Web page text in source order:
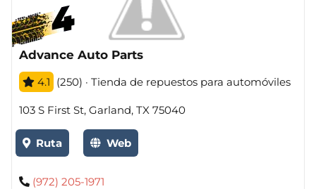
Advance Auto Parts
4.1 (250) · Tienda de repuestos para automóviles
103 S First St, Garland, TX 75040
Ruta Web
(972) 205-1971